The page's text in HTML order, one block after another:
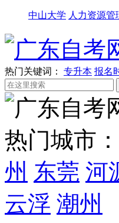
中山大学 人力资源管
热门关键词： 专升本 报名
热门城市：
州 东莞 河
云浮 潮州